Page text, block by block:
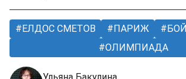
ЕЛДОС СМЕТОВ ПАРИЖ БОЙ
ОЛИМПИАДА